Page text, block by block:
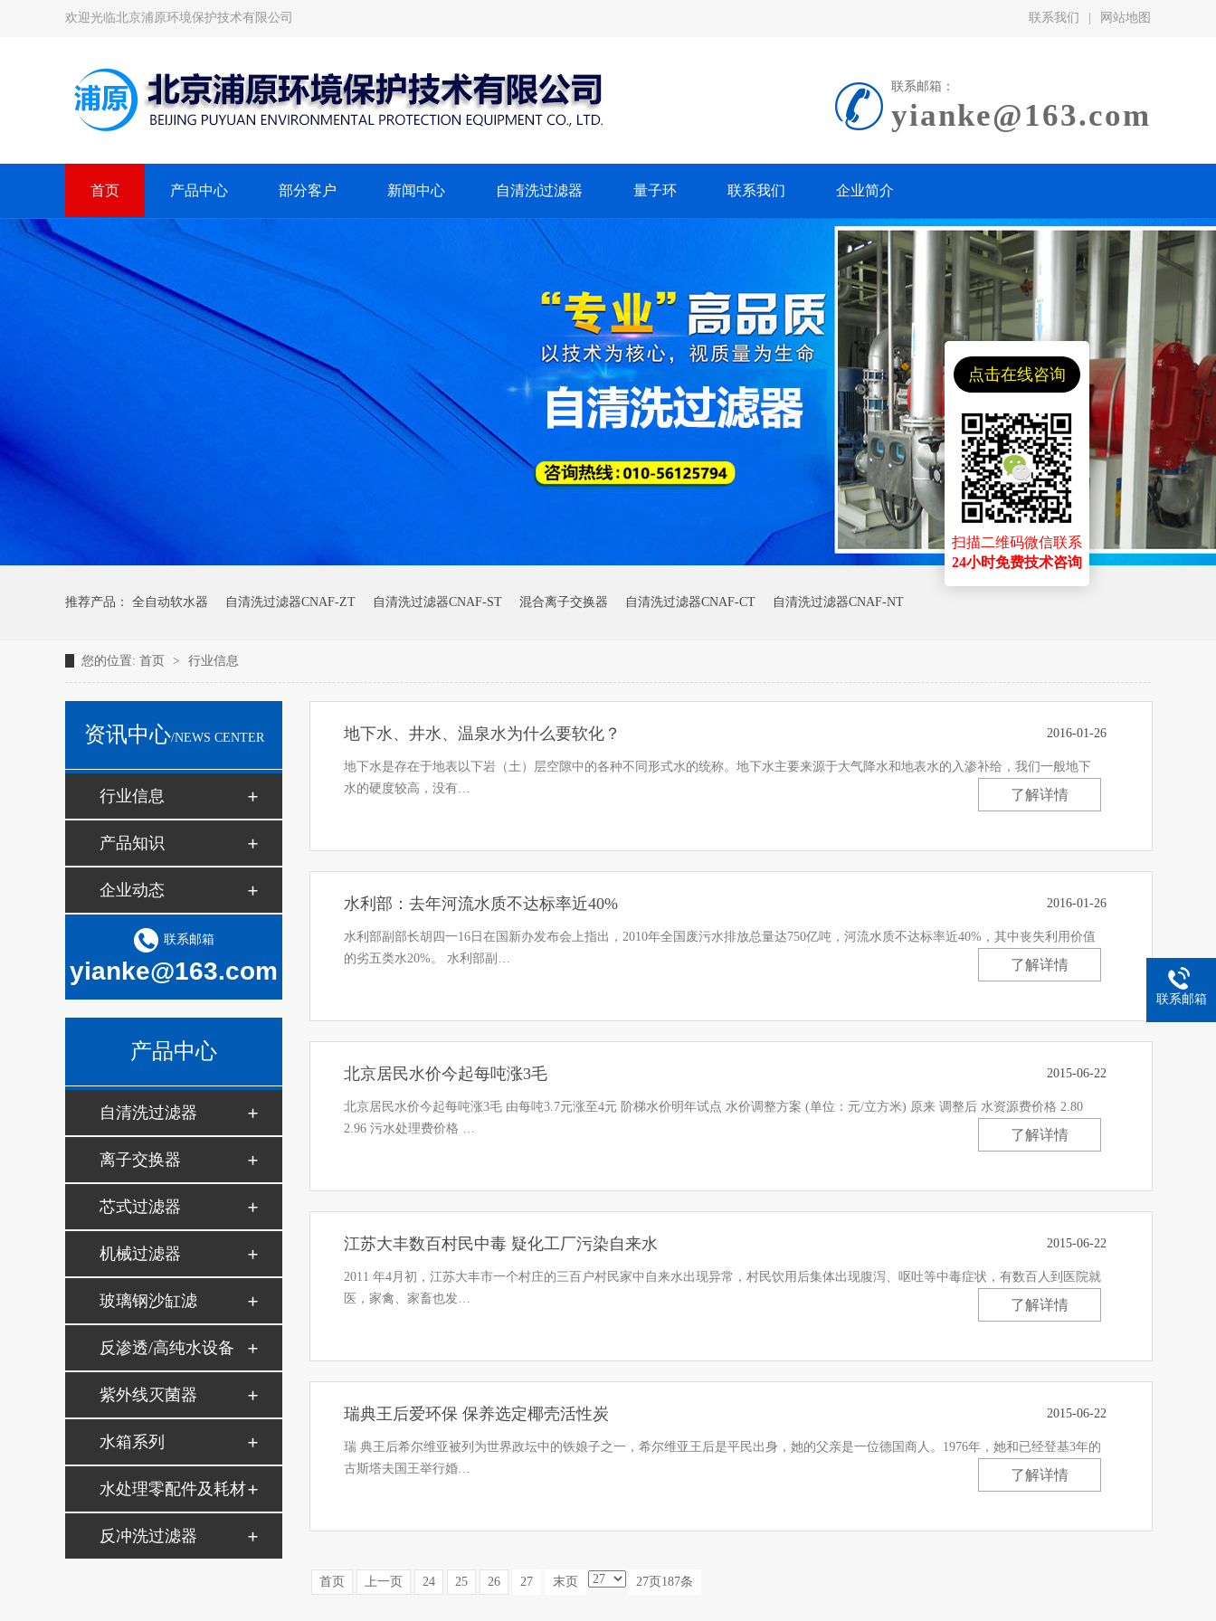
联系我们 网站地图
欢迎光临北京浦原环境保护技术有限公司
联系邮箱：
yianke@163.com
首页 产品中心 部分客户 新闻中心 自清洗过滤器 量子环 联系我们 企业简介
推荐产品： 全自动软水器 自清洗过滤器CNAF-ZT 自清洗过滤器CNAF-ST 混合离子交换器 自清洗过滤器CNAF-CT 自清洗过滤器CNAF-NT
您的位置: 首页 > 行业信息
资讯中心/NEWS CENTER
行业信息
产品知识
企业动态
联系邮箱
yianke@163.com
产品中心
自清洗过滤器
离子交换器
芯式过滤器
机械过滤器
玻璃钢沙缸滤
反渗透/高纯水设备
紫外线灭菌器
水箱系列
水处理零配件及耗材
反冲洗过滤器
地下水、井水、温泉水为什么要软化？ 2016-01-26
地下水是存在于地表以下岩（土）层空隙中的各种不同形式水的统称。地下水主要来源于大气降水和地表水的入渗补给，我们一般地下
水的硬度较高，没有…
了解详情
水利部：去年河流水质不达标率近40% 2016-01-26
水利部副部长胡四一16日在国新办发布会上指出，2010年全国废污水排放总量达750亿吨，河流水质不达标率近40%，其中丧失利用价值
的劣五类水20%。 水利部副…
了解详情
北京居民水价今起每吨涨3毛 2015-06-22
北京居民水价今起每吨涨3毛 由每吨3.7元涨至4元 阶梯水价明年试点 水价调整方案 (单位：元/立方米) 原来 调整后 水资源费价格 2.80
2.96 污水处理费价格 …
了解详情
江苏大丰数百村民中毒 疑化工厂污染自来水 2015-06-22
2011 年4月初，江苏大丰市一个村庄的三百户村民家中自来水出现异常，村民饮用后集体出现腹泻、呕吐等中毒症状，有数百人到医院就
医，家禽、家畜也发…
了解详情
瑞典王后爱环保 保养选定椰壳活性炭 2015-06-22
瑞 典王后希尔维亚被列为世界政坛中的铁娘子之一，希尔维亚王后是平民出身，她的父亲是一位德国商人。1976年，她和已经登基3年的
古斯塔夫国王举行婚…
了解详情
首页 上一页 24 25 26 27 末页 27页187条
联系邮箱
点击在线咨询
扫描二维码微信联系
24小时免费技术咨询